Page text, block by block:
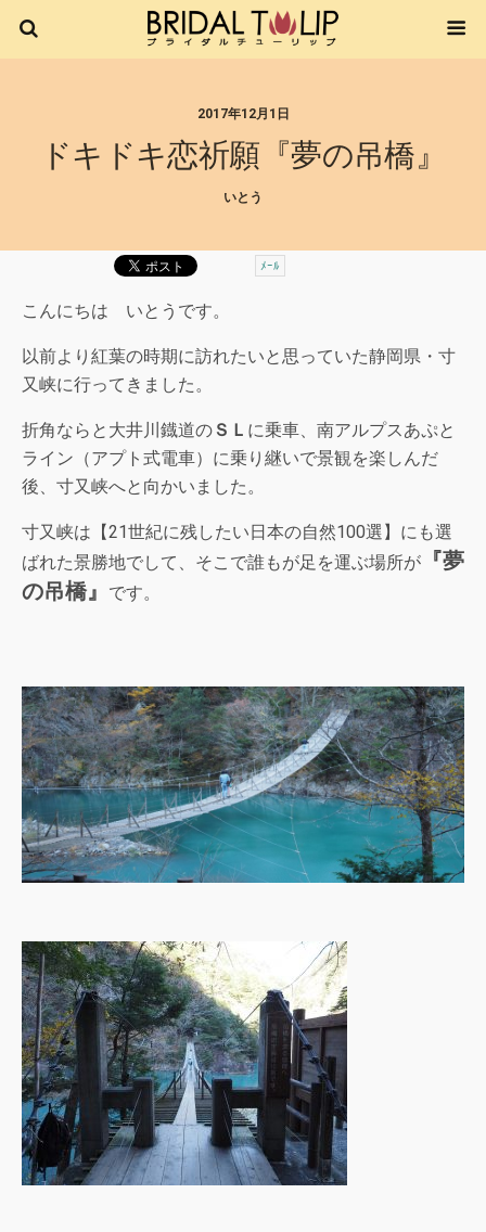
2017年12月1日
ドキドキ恋祈願『夢の吊橋』
いとう
ﾒｰﾙ
こんにちは いとうです。
以前より紅葉の時期に訪れたいと思っていた静岡県・寸
又峡に行ってきました。
折角ならと大井川鐡道のＳＬ に乗車、南アルプスあぷと
ライン（アプト式電車）に乗り継いで景観を楽しんだ
後、寸又峡へと向かいました。
寸又峡は【21世紀に残したい日本の自然100選】にも選
ばれた景勝地でして、そこで誰もが足を運ぶ場所が
『夢
の吊橋』
です。